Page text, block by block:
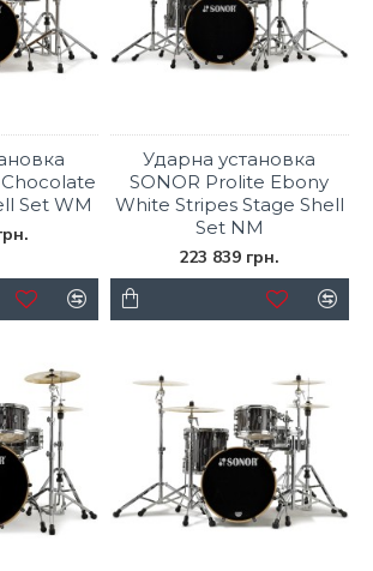
Set WM
Ударна установка
SONOR Prolite Ebony
White Stripes Stage Shell
Set NM
223 839 грн.